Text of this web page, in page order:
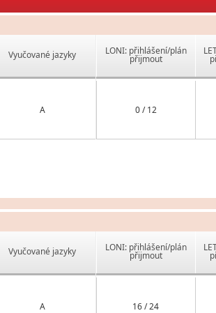
Vyučované jazyky
A
LONI: přihlášení/plán
přijmout
0 / 12
Vyučované jazyky
A
LONI: přihlášení/plán
přijmout
16 / 24